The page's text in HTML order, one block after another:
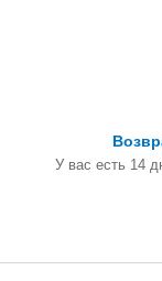
У вас есть 14